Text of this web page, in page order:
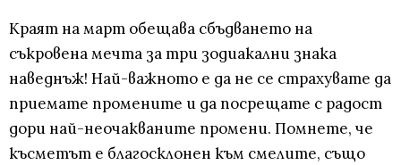
Краят на март обещава сбъдването на
съкровена мечта за три зодиакални знака
наведнъж! Най-важното е да не се страхувате да
приемате промените и да посрещате с радост
дори най-неочакваните промени. Помнете, че
късметът е благосклонен към смелите, също